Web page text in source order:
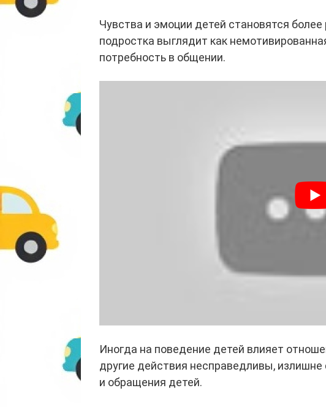
Чувства и эмоции детей становятся
подростка выглядит как
потребность в общении.
Иногда на поведение детей влияет
другие действия несправедливы,
и обращения детей.